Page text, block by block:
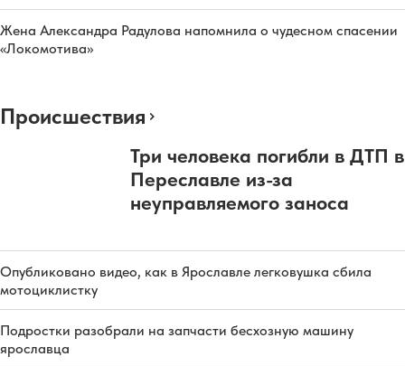
Жена Александра Радулова напомнила о чудесном спасении
«Локомотива»
Происшествия
Три человека погибли в ДТП в
Переславле из-за
неуправляемого заноса
Опубликовано видео, как в Ярославле легковушка сбила
мотоциклистку
Подростки разобрали на запчасти бесхозную машину
ярославца